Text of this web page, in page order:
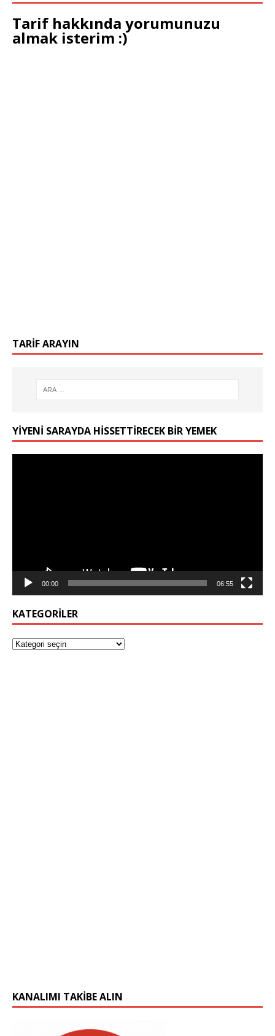
Tarif hakkında yorumunuzu
almak isterim :)
TARIF ARAYIN
YIYENI SARAYDA HISSETTIRECEK BIR YEMEK
00:00 06:55
KATEGORILER
KANALIMI TAKIBE ALIN